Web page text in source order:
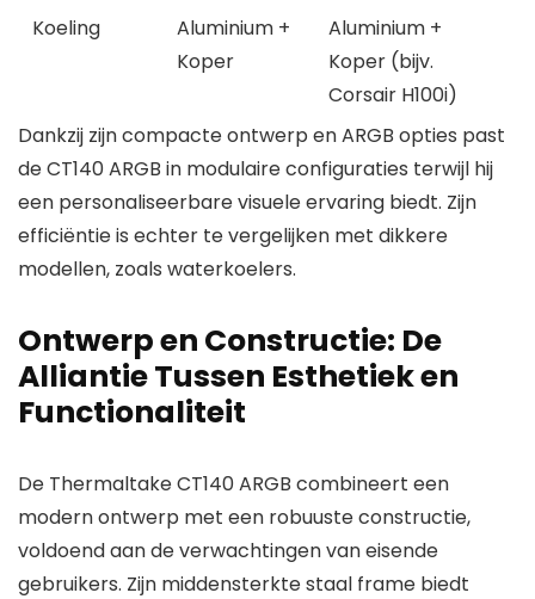
Koeling
Aluminium +
Koper
Aluminium +
Koper (bijv.
Corsair H100i)
Dankzij zijn compacte ontwerp en ARGB opties past
de CT140 ARGB in modulaire configuraties terwijl hij
een personaliseerbare visuele ervaring biedt. Zijn
efficiëntie is echter te vergelijken met dikkere
modellen, zoals waterkoelers.
Ontwerp en Constructie: De
Alliantie Tussen Esthetiek en
Functionaliteit
De Thermaltake CT140 ARGB combineert een
modern ontwerp met een robuuste constructie,
voldoend aan de verwachtingen van eisende
gebruikers. Zijn middensterkte staal frame biedt